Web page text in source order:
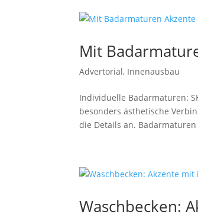
Mit
Advertorial, Innenausbau
Individuelle Badarmaturen:
besonders ästhetische
die Details an.
Waschbecken: